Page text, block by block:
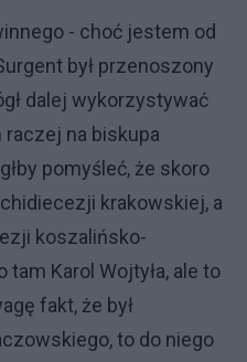
- choć jestem od
był przenoszony
dalej wykorzystywać
raczej na biskupa
pomyśleć, że skoro
krakowskiej, a
koszalińsko-
tam Karol Wojtyła, ale to
fakt, że był
to do niego